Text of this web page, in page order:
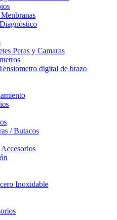
Peras y Camaras
digital de brazo
/ Butacos
Inoxidable